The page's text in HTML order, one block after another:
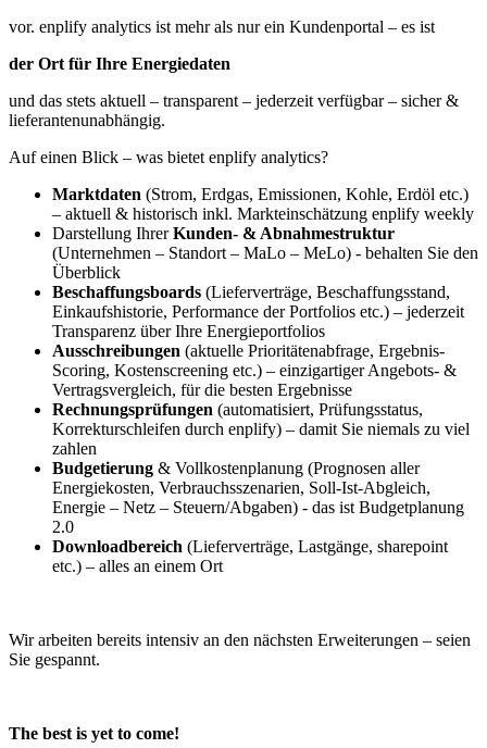
vor. enplify analytics ist mehr als nur ein Kundenportal – es ist
der Ort für Ihre Energiedaten
und das stets aktuell – transparent – jederzeit verfügbar – sicher &
lieferantenunabhängig.
Auf einen Blick – was bietet enplify analytics?
Marktdaten (Strom, Erdgas, Emissionen, Kohle, Erdöl etc.)
– aktuell & historisch inkl. Markteinschätzung enplify weekly
Darstellung IhrerKunden- & Abnahmestruktur
(Unternehmen – Standort – MaLo – MeLo) - behalten Sie den
Überblick
Beschaffungsboards (Lieferverträge, Beschaffungsstand,
Einkaufshistorie, Performance der Portfolios etc.) – jederzeit
Transparenz über Ihre Energieportfolios
Ausschreibungen (aktuelle Prioritätenabfrage, Ergebnis-
Scoring, Kostenscreening etc.) – einzigartiger Angebots- &
Vertragsvergleich, für die besten Ergebnisse
Rechnungsprüfungen (automatisiert, Prüfungsstatus,
Korrekturschleifen durch enplify) – damit Sie niemals zu viel
zahlen
Budgetierung & Vollkostenplanung (Prognosen aller
Energiekosten, Verbrauchsszenarien, Soll-Ist-Abgleich,
Energie – Netz – Steuern/Abgaben) - das ist Budgetplanung
2.0
Downloadbereich (Lieferverträge, Lastgänge, sharepoint
etc.) – alles an einem Ort
Wir arbeiten bereits intensiv an den nächsten Erweiterungen – seien
Sie gespannt.
The best is yet to come!